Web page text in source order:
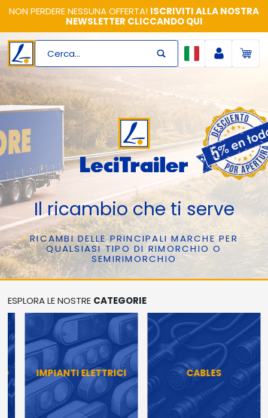
NON PERDERE NESSUNA OFFERTA! ISCRIVITI ALLA NOSTRA
NEWSLETTER CLICCANDO QUI
Cerca...
Il ricambio che ti serve
RICAMBI DELLE PRINCIPALI MARCHE PER
QUALSIASI TIPO DI RIMORCHIO O
SEMIRIMORCHIO
ESPLORA LE NOSTRE CATEGORIE
IMPIANTI ELETTRICI CABLES